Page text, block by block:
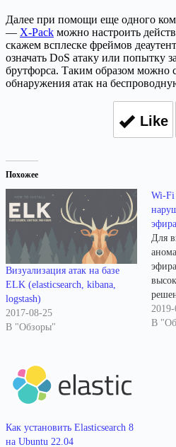
Далее при помощи еще одного
— X-Pack можно настроить
скажем всплеске фреймов
означать DoS атаку или попытку
брутфорса. Таким образом можно
обнаружения атак на
Like
Похожее
Визуализация атак на базе
ELK (elasticsearch, kibana,
logstash)
2017-08-25
В "Обзоры"
Wi-Fi
эфира
Для
2019-
В
Как установить Elasticsearch 8
на Ubuntu 22.04